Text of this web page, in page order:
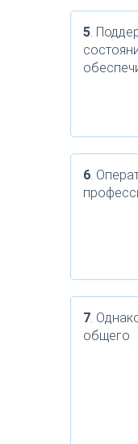
5.
6.
7.
общего